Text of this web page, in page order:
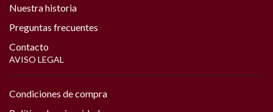
Nuestra historia
Preguntas frecuentes
Contacto
AVISO LEGAL
Condiciones de compra